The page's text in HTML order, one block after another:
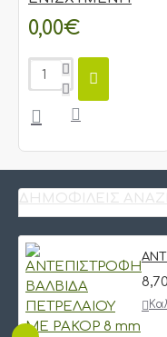
0,00€
ΔΗΜΟΦΙΛΕΊΣ